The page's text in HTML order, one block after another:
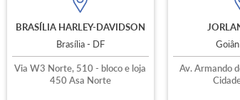
BRASÍLIA HARLEY-DAVIDSON
Brasília - DF
Via W3 Norte, 510 - bloco e loja
450 Asa Norte
Av. Armando